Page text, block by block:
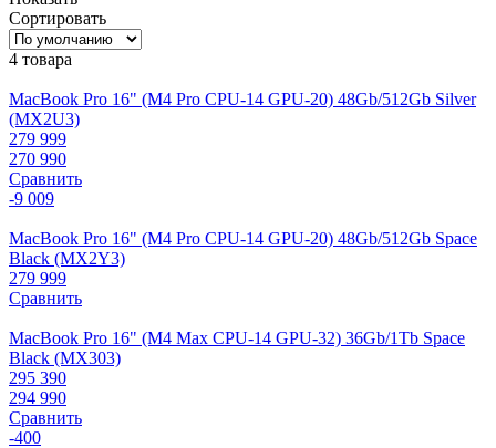
Сортировать
4 товара
MacBook Pro 16" (M4 Pro CPU-14 GPU-20) 48Gb/512Gb Silver
(MX2U3)
279 999
270 990
Сравнить
-9 009
MacBook Pro 16" (M4 Pro CPU-14 GPU-20) 48Gb/512Gb Space
Black (MX2Y3)
279 999
Сравнить
MacBook Pro 16" (M4 Max CPU-14 GPU-32) 36Gb/1Tb Space
Black (MX303)
295 390
294 990
Сравнить
-400